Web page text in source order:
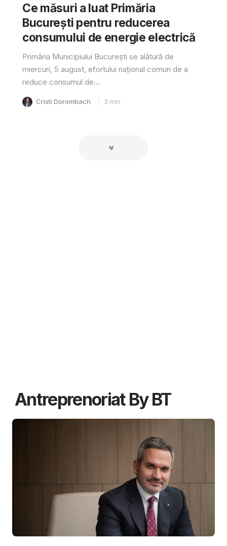
Ce măsuri a luat Primăria
București pentru reducerea
consumului de energie electrică
Primăria Municipiului București se alătură de
miercuri, 5 august, efortului național comun de a
reduce consumul de...
Cristi Dorombach 3 min
Antreprenoriat By BT